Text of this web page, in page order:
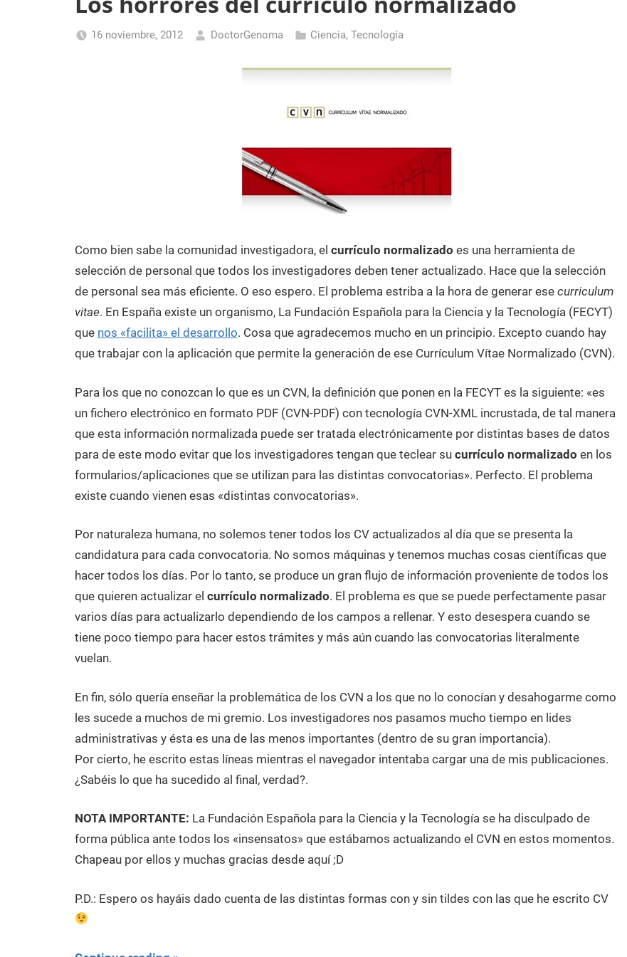
Laboratorio
de 16 noviembre, 2012 DoctorGenoma Ciencia, Tecnología
Como bien sabe la comunidad investigadora, el currículo normalizado es una herramienta de
selección de personal que todos los investigadores deben tener actualizado. Hace que la selección
de personal sea más eficiente. O eso espero. El problema estriba a la hora de generar ese curriculum
vitae. En España existe un organismo, La Fundación Española para la Ciencia y la Tecnología (FECYT)
que nos «facilita» el desarrollo. Cosa que agradecemos mucho en un principio. Excepto cuando hay
que trabajar con la aplicación que permite la generación de ese Currículum Vítae Normalizado (CVN).
Para los que no conozcan lo que es un CVN, la definición que ponen en la FECYT es la siguiente: «es
un fichero electrónico en formato PDF (CVN-PDF) con tecnología CVN-XML incrustada, de tal manera
que esta información normalizada puede ser tratada electrónicamente por distintas bases de datos
para de este modo evitar que los investigadores tengan que teclear su currículo normalizado en los
formularios/aplicaciones que se utilizan para las distintas convocatorias». Perfecto. El problema
existe cuando vienen esas «distintas convocatorias».
Por naturaleza humana, no solemos tener todos los CV actualizados al día que se presenta la
candidatura para cada convocatoria. No somos máquinas y tenemos muchas cosas científicas que
hacer todos los días. Por lo tanto, se produce un gran flujo de información proveniente de todos los
que quieren actualizar el currículo normalizado. El problema es que se puede perfectamente pasar
varios días para actualizarlo dependiendo de los campos a rellenar. Y esto desespera cuando se
tiene poco tiempo para hacer estos trámites y más aún cuando las convocatorias literalmente
vuelan.
En fin, sólo quería enseñar la problemática de los CVN a los que no lo conocían y desahogarme como
les sucede a muchos de mi gremio. Los investigadores nos pasamos mucho tiempo en lides
administrativas y ésta es una de las menos importantes (dentro de su gran importancia).
Por cierto, he escrito estas líneas mientras el navegador intentaba cargar una de mis publicaciones.
¿Sabéis lo que ha sucedido al final, verdad?.
NOTA IMPORTANTE: La Fundación Española para la Ciencia y la Tecnología se ha disculpado de
forma pública ante todos los «insensatos» que estábamos actualizando el CVN en estos momentos.
Chapeau por ellos y muchas gracias desde aquí ;D
P.D.: Espero os hayáis dado cuenta de las distintas formas con y sin tildes con las que he escrito CV